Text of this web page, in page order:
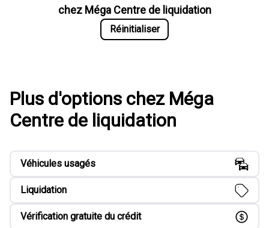
chez Méga Centre de liquidation
Réinitialiser
Plus d'options chez Méga
Centre de liquidation
Véhicules usagés
Liquidation
Vérification gratuite du crédit